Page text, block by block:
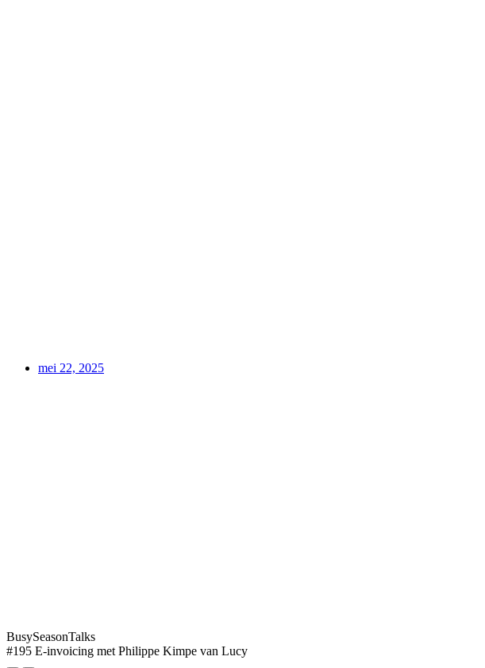
mei 22, 2025
BusySeasonTalks
#195 E-invoicing met Philippe Kimpe van Lucy